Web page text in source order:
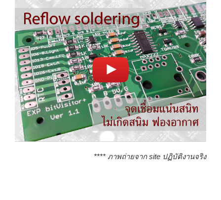
**** ภาพถ่ายจาก site ปฏิบัติงานจริง